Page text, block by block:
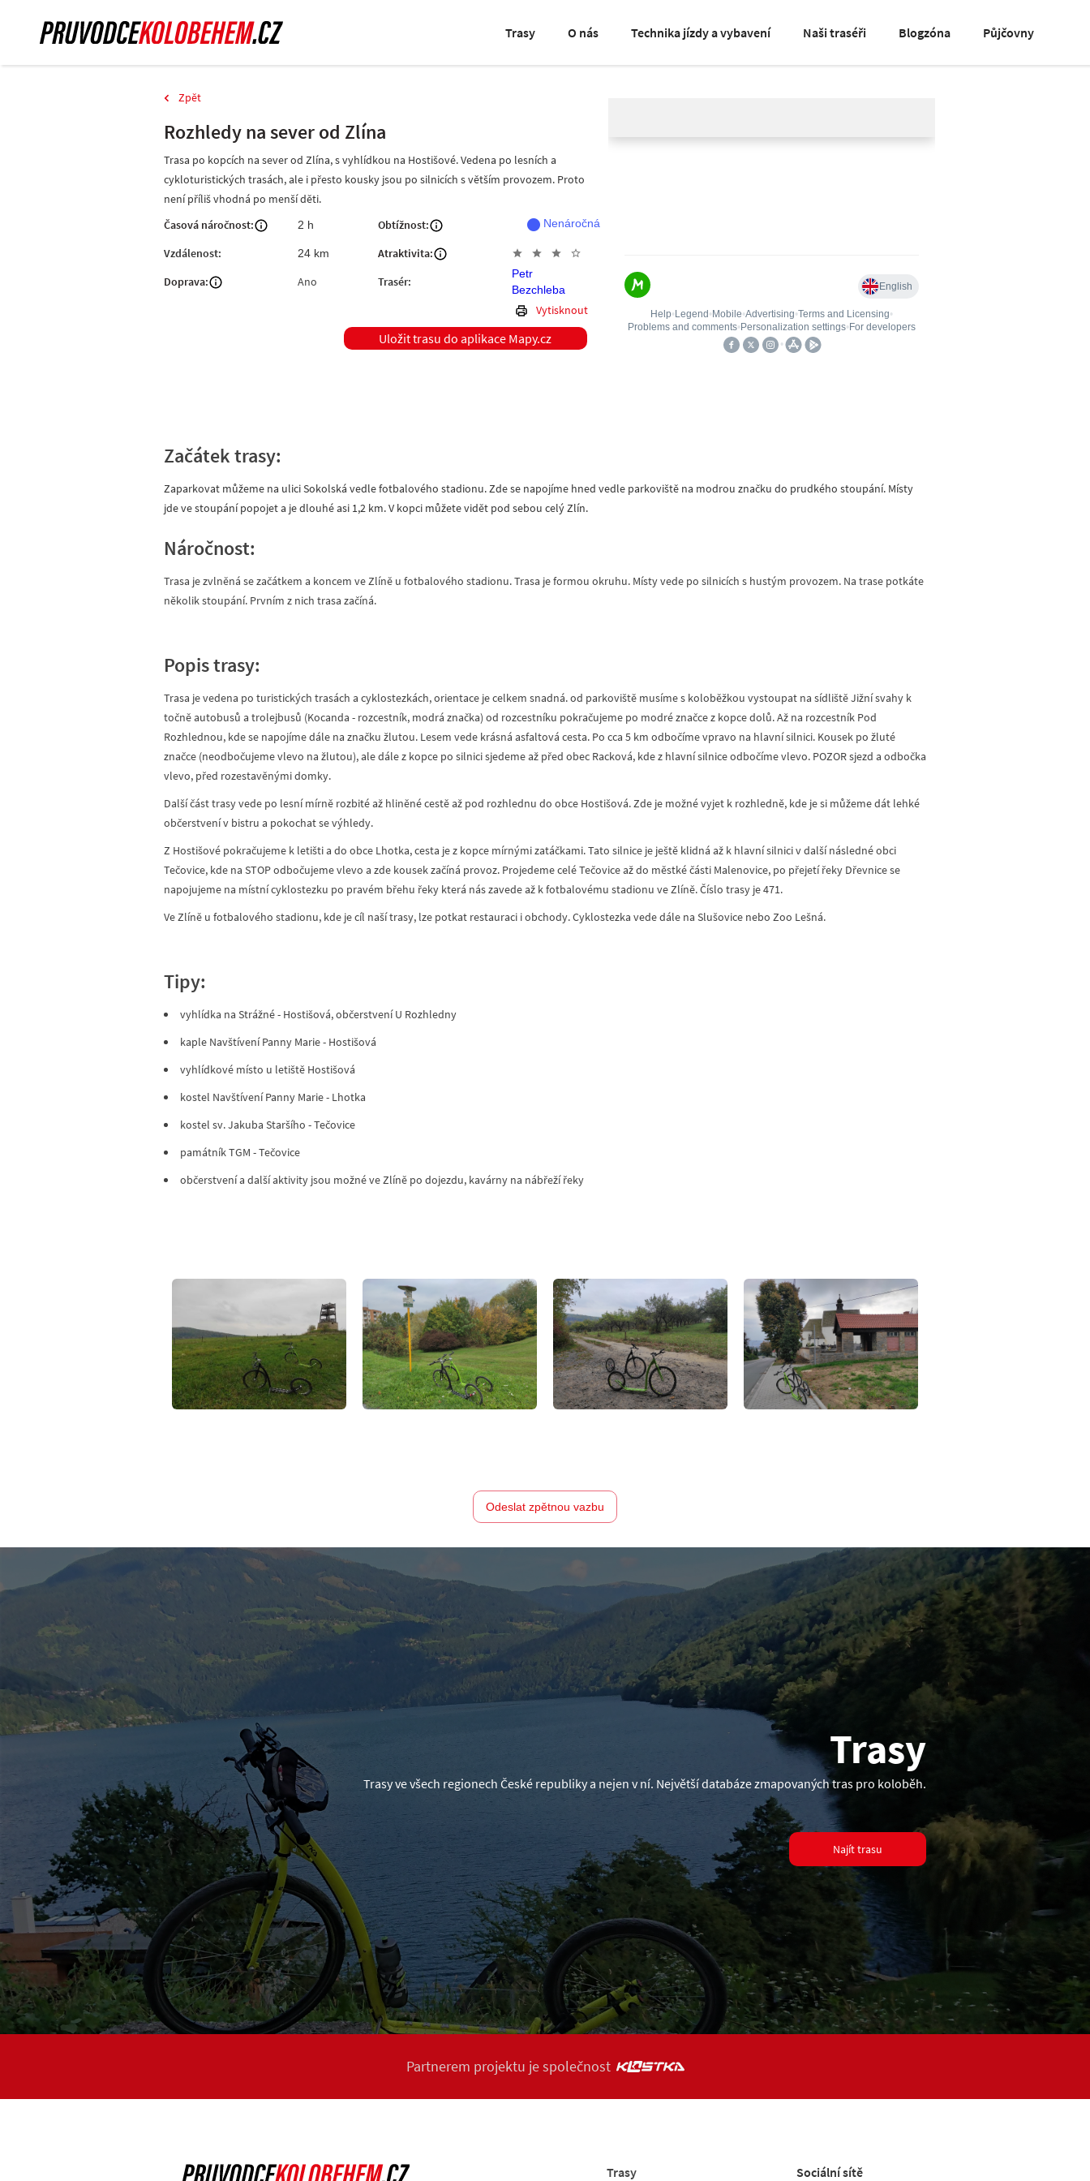
Trasy O nás Technika jízdy a vybavení Naši traséři Blogzóna Půjčovny
Obtížnost:
2 h
Trasér:
Zpět
Vzdálenost:
Rozhledy na sever od Zlína
Petr
Bezchleba
fiber_manual_record Nenáročná
24 km
Doprava:
Atraktivita:
Časová náročnost:
Vytisknout
Uložit trasu do aplikace Mapy.cz
star star star star_outline
Ano
Trasa po kopcích na sever od Zlína, s vyhlídkou na Hostišové. Vedena po lesních a
cykloturistických trasách, ale i přesto kousky jsou po silnicích s větším provozem. Proto
není příliš vhodná po menší děti.
Začátek trasy:
Zaparkovat můžeme na ulici Sokolská vedle fotbalového stadionu. Zde se napojíme hned vedle parkoviště na modrou značku do prudkého stoupání. Místy
jde ve stoupání popojet a je dlouhé asi 1,2 km. V kopci můžete vidět pod sebou celý Zlín.
Náročnost:
Trasa je zvlněná se začátkem a koncem ve Zlíně u fotbalového stadionu. Trasa je formou okruhu. Místy vede po silnicích s hustým provozem. Na trase potkáte
několik stoupání. Prvním z nich trasa začíná.
Popis trasy:
Trasa je vedena po turistických trasách a cyklostezkách, orientace je celkem snadná. od parkoviště musíme s koloběžkou vystoupat na sídliště Jižní svahy k
točně autobusů a trolejbusů (Kocanda - rozcestník, modrá značka) od rozcestníku pokračujeme po modré značce z kopce dolů. Až na rozcestník Pod
Rozhlednou, kde se napojíme dále na značku žlutou. Lesem vede krásná asfaltová cesta. Po cca 5 km odbočíme vpravo na hlavní silnici. Kousek po žluté
značce (neodbočujeme vlevo na žlutou), ale dále z kopce po silnici sjedeme až před obec Racková, kde z hlavní silnice odbočíme vlevo. POZOR sjezd a odbočka
vlevo, před rozestavěnými domky.
Další část trasy vede po lesní mírně rozbité až hliněné cestě až pod rozhlednu do obce Hostišová. Zde je možné vyjet k rozhledně, kde je si můžeme dát lehké
občerstvení v bistru a pokochat se výhledy.
Z Hostišové pokračujeme k letišti a do obce Lhotka, cesta je z kopce mírnými zatáčkami. Tato silnice je ještě klidná až k hlavní silnici v další následné obci
Tečovice, kde na STOP odbočujeme vlevo a zde kousek začíná provoz. Projedeme celé Tečovice až do městké části Malenovice, po přejetí řeky Dřevnice se
napojujeme na místní cyklostezku po pravém břehu řeky která nás zavede až k fotbalovému stadionu ve Zlíně. Číslo trasy je 471.
Ve Zlíně u fotbalového stadionu, kde je cíl naší trasy, lze potkat restauraci i obchody. Cyklostezka vede dále na Slušovice nebo Zoo Lešná.
Tipy:
vyhlídka na Strážné - Hostišová, občerstvení U Rozhledny
kaple Navštívení Panny Marie - Hostišová
vyhlídkové místo u letiště Hostišová
kostel Navštívení Panny Marie - Lhotka
kostel sv. Jakuba Staršího - Tečovice
památník TGM - Tečovice
občerstvení a další aktivity jsou možné ve Zlíně po dojezdu, kavárny na nábřeží řeky
Odeslat zpětnou vazbu
Trasy
Trasy ve všech regionech České republiky a nejen v ní. Největší databáze zmapovaných tras pro koloběh.
Najít trasu
Partnerem projektu je společnost
Trasy Sociální sítě